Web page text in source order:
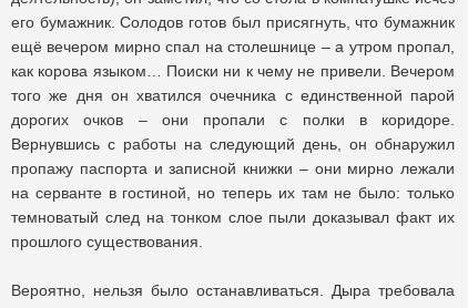
его бумажник. Солодов готов был присягнуть, что бумажник
ещё вечером мирно спал на столешнице – а утром пропал,
как корова языком… Поиски ни к чему не привели. Вечером
того же дня он хватился очечника с единственной парой
дорогих очков – они пропали с полки в коридоре.
Вернувшись с работы на следующий день, он обнаружил
пропажу паспорта и записной книжки – они мирно лежали
на серванте в гостиной, но теперь их там не было: только
темноватый след на тонком слое пыли доказывал факт их
прошлого существования.
Вероятно, нельзя было останавливаться. Дыра требовала